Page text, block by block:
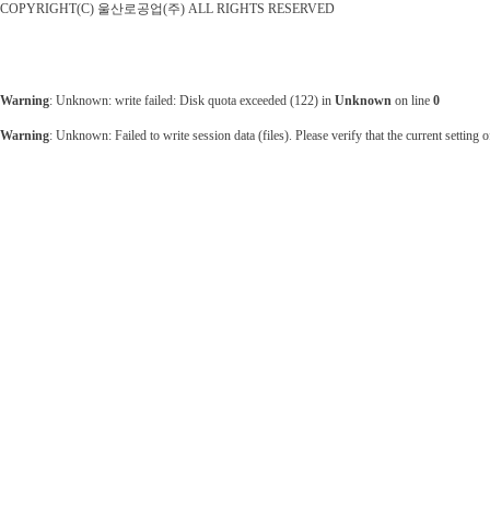
COPYRIGHT(C) 울산로공업(주) ALL RIGHTS RESERVED
Warning: Unknown: write failed: Disk quota exceeded (122) in Unknown on line 0
Warning: Unknown: Failed to write session data (files). Please verify that the current setting